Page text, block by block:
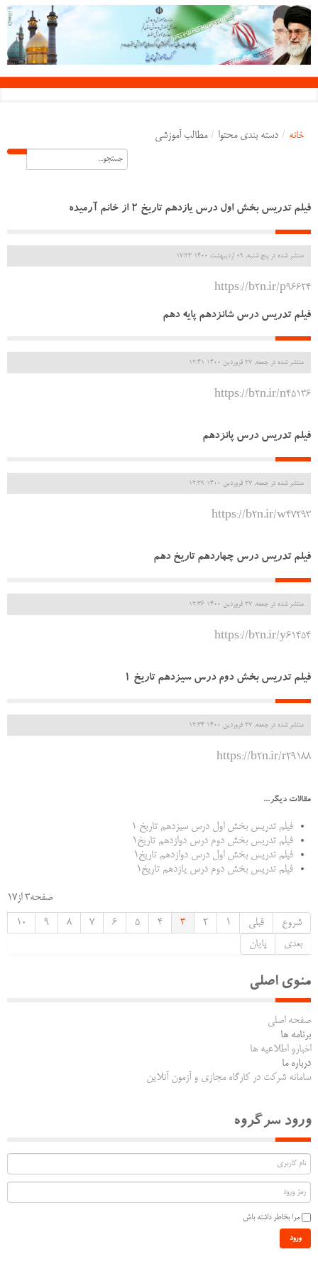
خانه / دسته بندی محتوا / مطالب آموزشی
فیلم تدریس بخش اول درس یازدهم تاریخ 2 از خانم آرمیده
منتشر شده در پنج شنبه, 09 ارديبهشت 1400 17:23
https://b2n.ir/p96624
فیلم تدریس درس شانزدهم پایه دهم
منتشر شده در جمعه, 27 فروردين 1400 12:41
https://b2n.ir/n45136
فیلم تدریس درس پانزدهم
منتشر شده در جمعه, 27 فروردين 1400 12:39
https://b2n.ir/w47293
فیلم تدریس درس چهاردهم تاریخ دهم
منتشر شده در جمعه, 27 فروردين 1400 12:36
https://b2n.ir/y61454
فیلم تدریس بخش دوم درس سیزدهم تاریخ 1
منتشر شده در جمعه, 27 فروردين 1400 12:34
https://b2n.ir/r29188
مقالات دیگر...
فیلم تدریس بخش اول درس سیزدهم تاریخ 1
فیلم تدریس بخش دوم درس دوازدهم تاریخ1
فیلم تدریس بخش اول درس دوازدهم تاریخ1
فیلم تدریس بخش دوم درس یازدهم تاریخ1
صفحه3 از17
شروع
قبلی 1
2
3
4
5
6
7
8
9
10
بعدی
پایان
منوی اصلی
صفحه اصلی
برنامه ها
اخبارو اطلاعیه ها
درباره ما
سامانه شرکت در کارگاه مجازی و آزمون آنلاین
ورود سرگروه
مرا بخاطر داشته باش
ورود